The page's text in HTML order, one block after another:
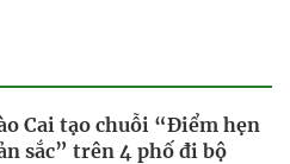
Cai tạo chuỗi “Điểm hẹn
sắc” trên 4 phố đi bộ